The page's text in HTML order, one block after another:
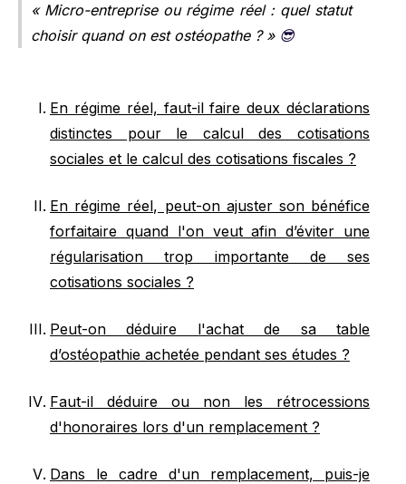
« Micro-entreprise ou régime réel : quel statut
choisir quand on est ostéopathe ? »😎
En régime réel, faut-il faire deux déclarations
distinctes pour le calcul des cotisations
sociales et le calcul des cotisations fiscales ?
En régime réel, peut-on ajuster son bénéfice
forfaitaire quand l'on veut afin d’éviter une
régularisation trop importante de ses
cotisations sociales ?
Peut-on déduire l'achat de sa table
d’ostéopathie achetée pendant ses études ?
Faut-il déduire ou non les rétrocessions
d'honoraires lors d'un remplacement ?
Dans le cadre d'un remplacement, puis-je